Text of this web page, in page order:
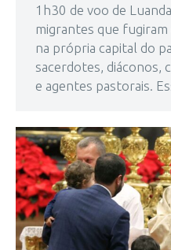
1h30 de voo de
migrantes que
na própria capital do
sacerdotes, diáconos,
e agentes pastorais.